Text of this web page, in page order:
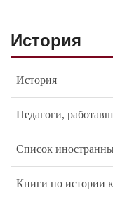
История
История
Педагоги,
Список
Книги по истории